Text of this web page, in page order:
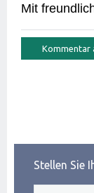
Mit
Stellen Sie